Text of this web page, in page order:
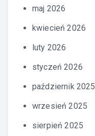
maj 2026
kwiecień 2026
luty 2026
styczeń 2026
październik 2025
wrzesień 2025
sierpień 2025